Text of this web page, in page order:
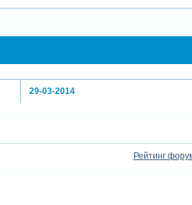
29-03-2014
Рейтинг